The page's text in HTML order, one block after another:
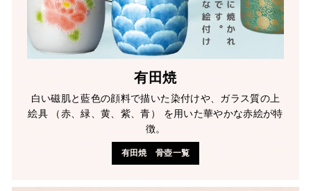
有田焼
白い磁肌と藍色の顔料で描いた染付けや、ガラス質の上
絵具 （赤、緑、黄、紫、青） を用いた華やかな赤絵が特
徴。
有田焼 骨壺一覧